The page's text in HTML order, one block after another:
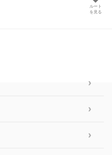
ルート
を見る